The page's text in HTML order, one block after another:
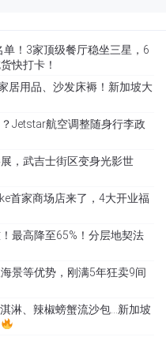
！3家顶级餐厅稳坐三星，6
快打卡！
居用品、沙发床褥！新加坡大
Jetstar航空调整随身行李政
，武吉士街区变身光影世
首家商场店来了，4大开业福
最高降至65%！分层地契法
景等优势，刚满5年狂卖9间
淋、辣椒螃蟹流沙包…新加坡